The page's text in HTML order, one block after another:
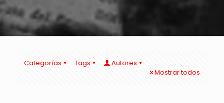
Categorías Tags
Autores
Mostrar todos